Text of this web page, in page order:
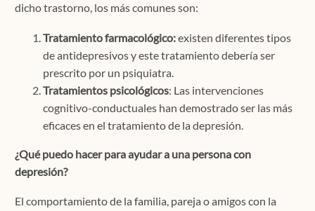
dicho trastorno, los más comunes son:
Tratamiento farmacológico:existen diferentes tipos
de antidepresivos y este tratamiento debería ser
prescrito por un psiquiatra.
Tratamientos psicológicos: Las intervenciones
cognitivo-conductuales han demostrado ser las más
eficaces en el tratamiento de la depresión.
¿Qué puedo hacer para ayudar a una persona con
depresión?
El comportamiento de la familia, pareja o amigos con la